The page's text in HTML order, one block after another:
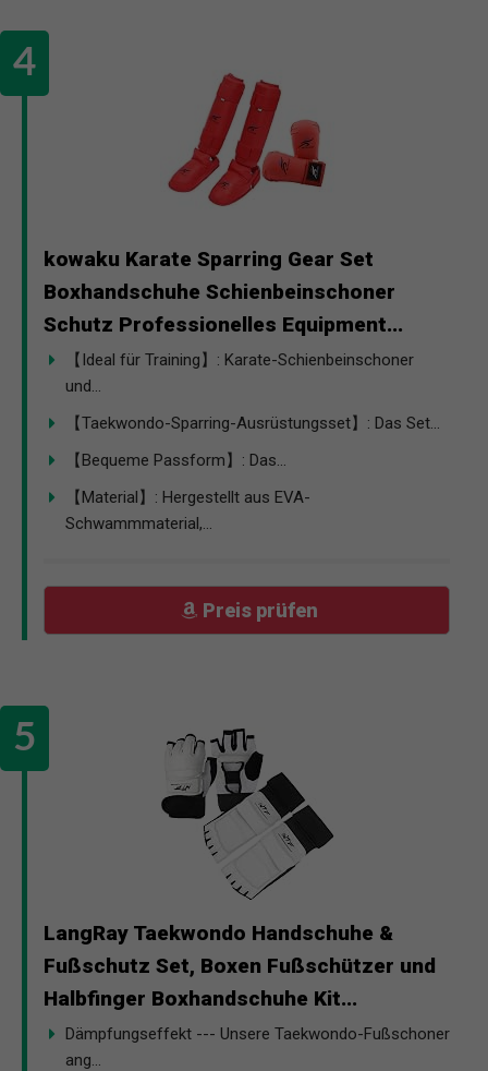
kowaku Karate Sparring Gear Set
Boxhandschuhe Schienbeinschoner
Schutz Professionelles Equipment...
【Ideal für Training】: Karate-Schienbeinschoner
und...
【Taekwondo-Sparring-Ausrüstungsset】: Das Set...
【Bequeme Passform】: Das...
【Material】: Hergestellt aus EVA-
Schwammmaterial,...
Preis prüfen
LangRay Taekwondo Handschuhe &
Fußschutz Set, Boxen Fußschützer und
Halbfinger Boxhandschuhe Kit...
Dämpfungseffekt --- Unsere Taekwondo-Fußschoner
ang...